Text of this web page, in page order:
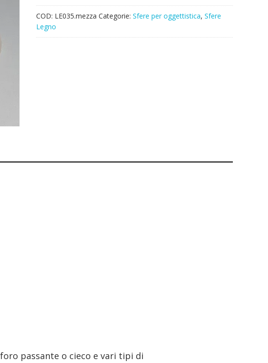
COD: LE035.mezza Categorie: Sfere per oggettistica, Sfere
Legno
passante o cieco e vari tipi di